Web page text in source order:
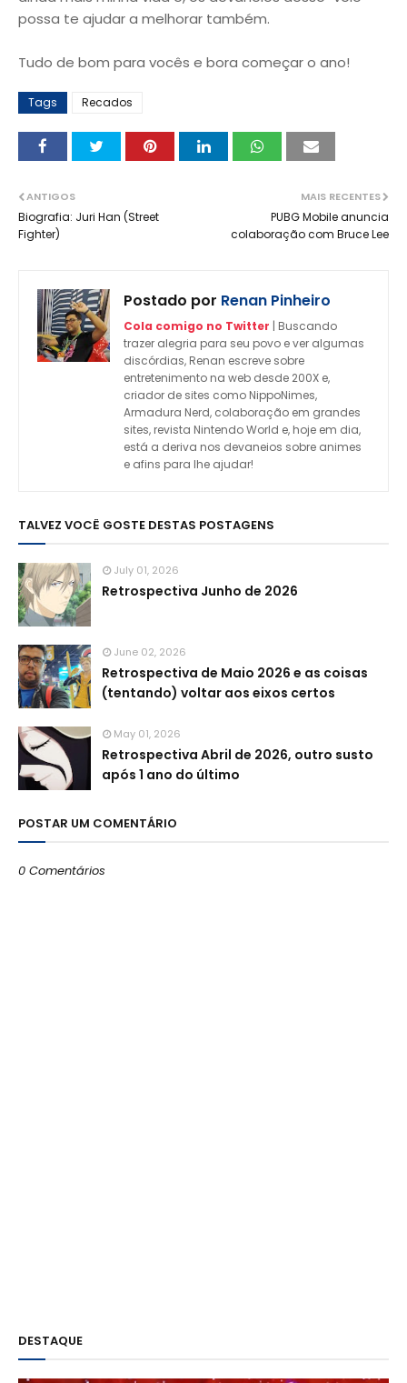
possa te ajudar a melhorar também.
Tudo de bom para vocês e bora começar o ano!
Tags Recados
MAIS RECENTES
PUBG Mobile anuncia
colaboração com Bruce Lee
ANTIGOS
Biografia: Juri Han (Street
Fighter)
Postado por Renan Pinheiro
Cola comigo no Twitter | Buscando
trazer alegria para seu povo e ver algumas
discórdias, Renan escreve sobre
entretenimento na web desde 200X e,
criador de sites como NippoNimes,
Armadura Nerd, colaboração em grandes
sites, revista Nintendo World e, hoje em dia,
está a deriva nos devaneios sobre animes
e afins para lhe ajudar!
TALVEZ VOCÊ GOSTE DESTAS POSTAGENS
July 01, 2026
Retrospectiva Junho de 2026
June 02, 2026
Retrospectiva de Maio 2026 e as coisas
(tentando) voltar aos eixos certos
May 01, 2026
Retrospectiva Abril de 2026, outro susto
após 1 ano do último
POSTAR UM COMENTÁRIO
0 Comentários
DESTAQUE